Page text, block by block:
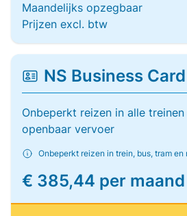
Maandelijks opzegbaar
Prijzen excl. btw
NS Business
Onbeperkt reizen in alle
openbaar vervoer
Onbeperkt reizen in trein, bus, tram en
€ 385,44 per maand